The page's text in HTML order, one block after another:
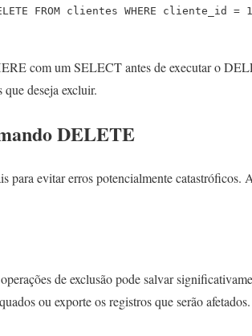
FROM clientes WHERE cliente_id =
com um SELECT antes de executar o
que deseja excluir.
DELETE
para evitar erros potencialmente catastróficos.
de exclusão pode salvar
ou exporte os registros que serão afetados.